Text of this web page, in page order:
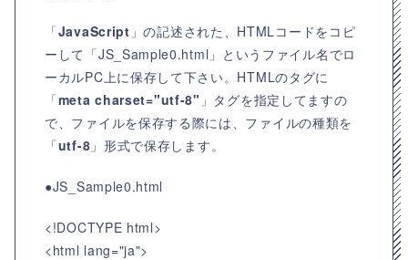
「JavaScript 」の記述された、HTMLコードをコピ
ーして「JS_Sample0.html」というファイル名でロ
ーカルPC上に保存して下さい。HTMLのタグに
「meta charset="utf-8" 」タグを指定してますの
で、ファイルを保存する際には、ファイルの種類を
「utf-8 」形式で保存します。
●JS_Sample0.html
<!DOCTYPE html>
<html lang="ja">